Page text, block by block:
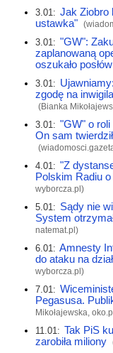
3.01: Jak Ziobro
ustawka" (
3.01: "GW":
zaplanowaną
oszukało posłów
3.01:
zgodę na
(Bianka
3.01: "GW" o roli
On sam
(
4.01: "Z
Polskim Radiu
wyborcza.pl)
5.01: Sądy nie
System
natemat.pl)
6.01: Amnesty
do ataku na
wyborcza.pl)
7.01:
Pegasusa.
Mikołajewska,
11.01: Tak PiS
zarobiła miliony